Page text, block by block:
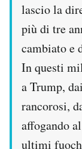
lascio la
più di tre
cambiato e
In questi
a Trump,
rancorosi,
affogando
ultimi